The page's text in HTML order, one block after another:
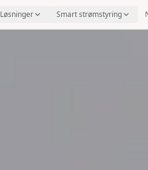
Løsninger Smart strømstyring